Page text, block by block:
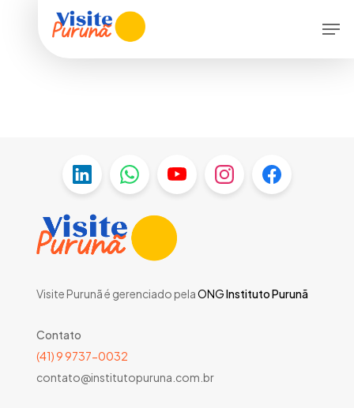
Visite Purunã é gerenciado pelaONGInstituto Purunã
Contato
(41) 9 9737-0032
contato@institutopuruna.com.br